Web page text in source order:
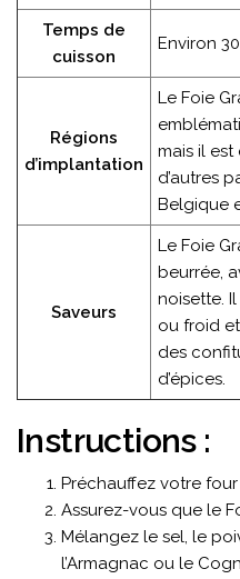
Temps de
cuisson
Environ
Régions
d’implantation
Le Foie
mais il
d’autres
Belgique
Saveurs
Le Foie
beurrée,
noisette.
ou froid
des
d’épices.
Instructions :
Préchauffez votre four
Assurez-vous que le
Mélangez le sel, le
l’Armagnac ou le